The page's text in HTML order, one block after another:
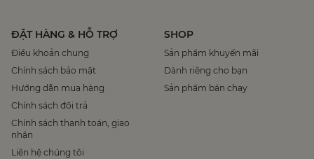
ĐẶT HÀNG & HỖ TRỢ
Điều khoản chung
Chính sách bảo mật
Hướng dẫn mua hàng
Chính sách đổi trả
Chính sách thanh toán, giao
nhận
Liên hệ chúng tôi
SHOP
Sản phẩm khuyến mãi
Dành riêng cho bạn
Sản phẩm bán chạy